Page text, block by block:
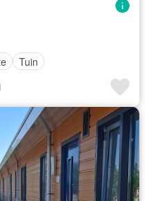
Tuin